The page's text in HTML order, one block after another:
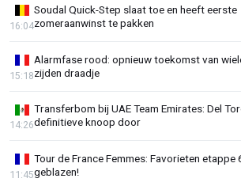
Soudal Quick-Step slaat toe en heeft eerste
zomeraanwinst te pakken
16:04
Alarmfase rood: opnieuw toekomst van
zijden draadje
15:18
Transferbom bij UAE Team Emirates: Del
definitieve knoop door
14:26
Tour de France Femmes: Favorieten etappe
geblazen!
11:45